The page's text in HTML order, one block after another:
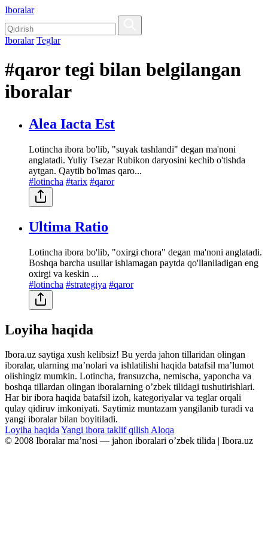
Iboralar
Iboralar Teglar
#qaror tegi bilan belgilangan
iboralar
Alea Iacta Est
Lotincha ibora bo'lib, "suyak tashlandi" degan ma'noni
anglatadi. Yuliy Tsezar Rubikon daryosini kechib o'tishda
aytgan. Qaytib bo'lmas qaro...
#lotincha #tarix #qaror
Ultima Ratio
Lotincha ibora bo'lib, "oxirgi chora" degan ma'noni anglatadi.
Boshqa barcha usullar ishlamagan paytda qo'llaniladigan eng
oxirgi va keskin ...
#lotincha #strategiya #qaror
Loyiha haqida
Ibora.uz saytiga xush kelibsiz! Bu yerda jahon tillaridan olingan
iboralar, ularning maʼnolari va ishlatilishi haqida batafsil maʼlumot
olishingiz mumkin. Lotincha, fransuzcha, nemischa, yaponcha va
boshqa tillardan olingan iboralarning oʼzbek tilidagi tushutirishlari.
Har bir ibora haqida batafsil izoh, kategoriyalar va teglar orqali
qulay qidiruv imkoniyati. Saytimiz muntazam yangilanib turadi va
yangi iboralar bilan boyitiladi.
Loyiha haqidaYangi ibora taklif qilishAloqa
© 2008 Iboralar maʼnosi — jahon iboralari oʼzbek tilida | Ibora.uz